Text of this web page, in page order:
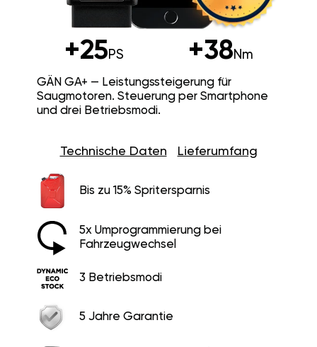
+25PS +38Nm
GÄN GA+ — Leistungssteigerung für
Saugmotoren. Steuerung per Smartphone
und drei Betriebsmodi.
Technische Daten Lieferumfang
Bis zu 15% Spritersparnis
5x Umprogrammierung bei
Fahrzeugwechsel
3 Betriebsmodi
5 Jahre Garantie